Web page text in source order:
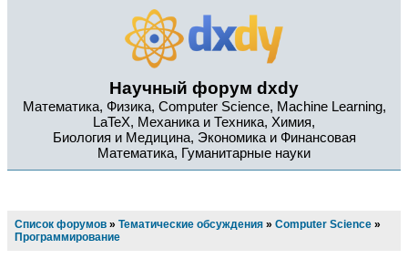
Научный форум dxdy
Математика, Физика, Computer Science, Machine Learning,
LaTeX, Механика и Техника, Химия,
Биология и Медицина, Экономика и Финансовая
Математика, Гуманитарные науки
Список форумов » Тематические обсуждения » Computer Science »
Программирование